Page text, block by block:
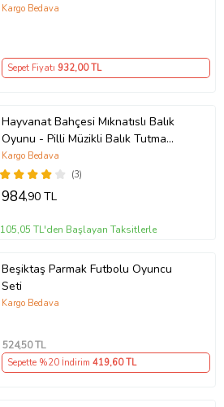
Kargo Bedava
Sepet Fiyatı 932,00 TL
Hayvanat Bahçesi Mıknatıslı Balık
Oyunu - Pilli Müzikli Balık Tutma
Oyunu - Şarkılı Manyetik Eğitici
(3)
Kargo Bedava
984,90 TL
105,05 TL'den Başlayan Taksitlerle
Beşiktaş Parmak Futbolu Oyuncu
Seti
Kargo Bedava
524,50 TL
Sepette %20 İndirim 419,60 TL